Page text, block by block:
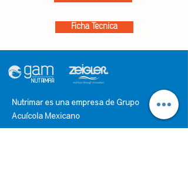
Ficha Técnica
NUTRIMAR
Nutrimar es una empresa de Grupo
Acuícola Mexicano